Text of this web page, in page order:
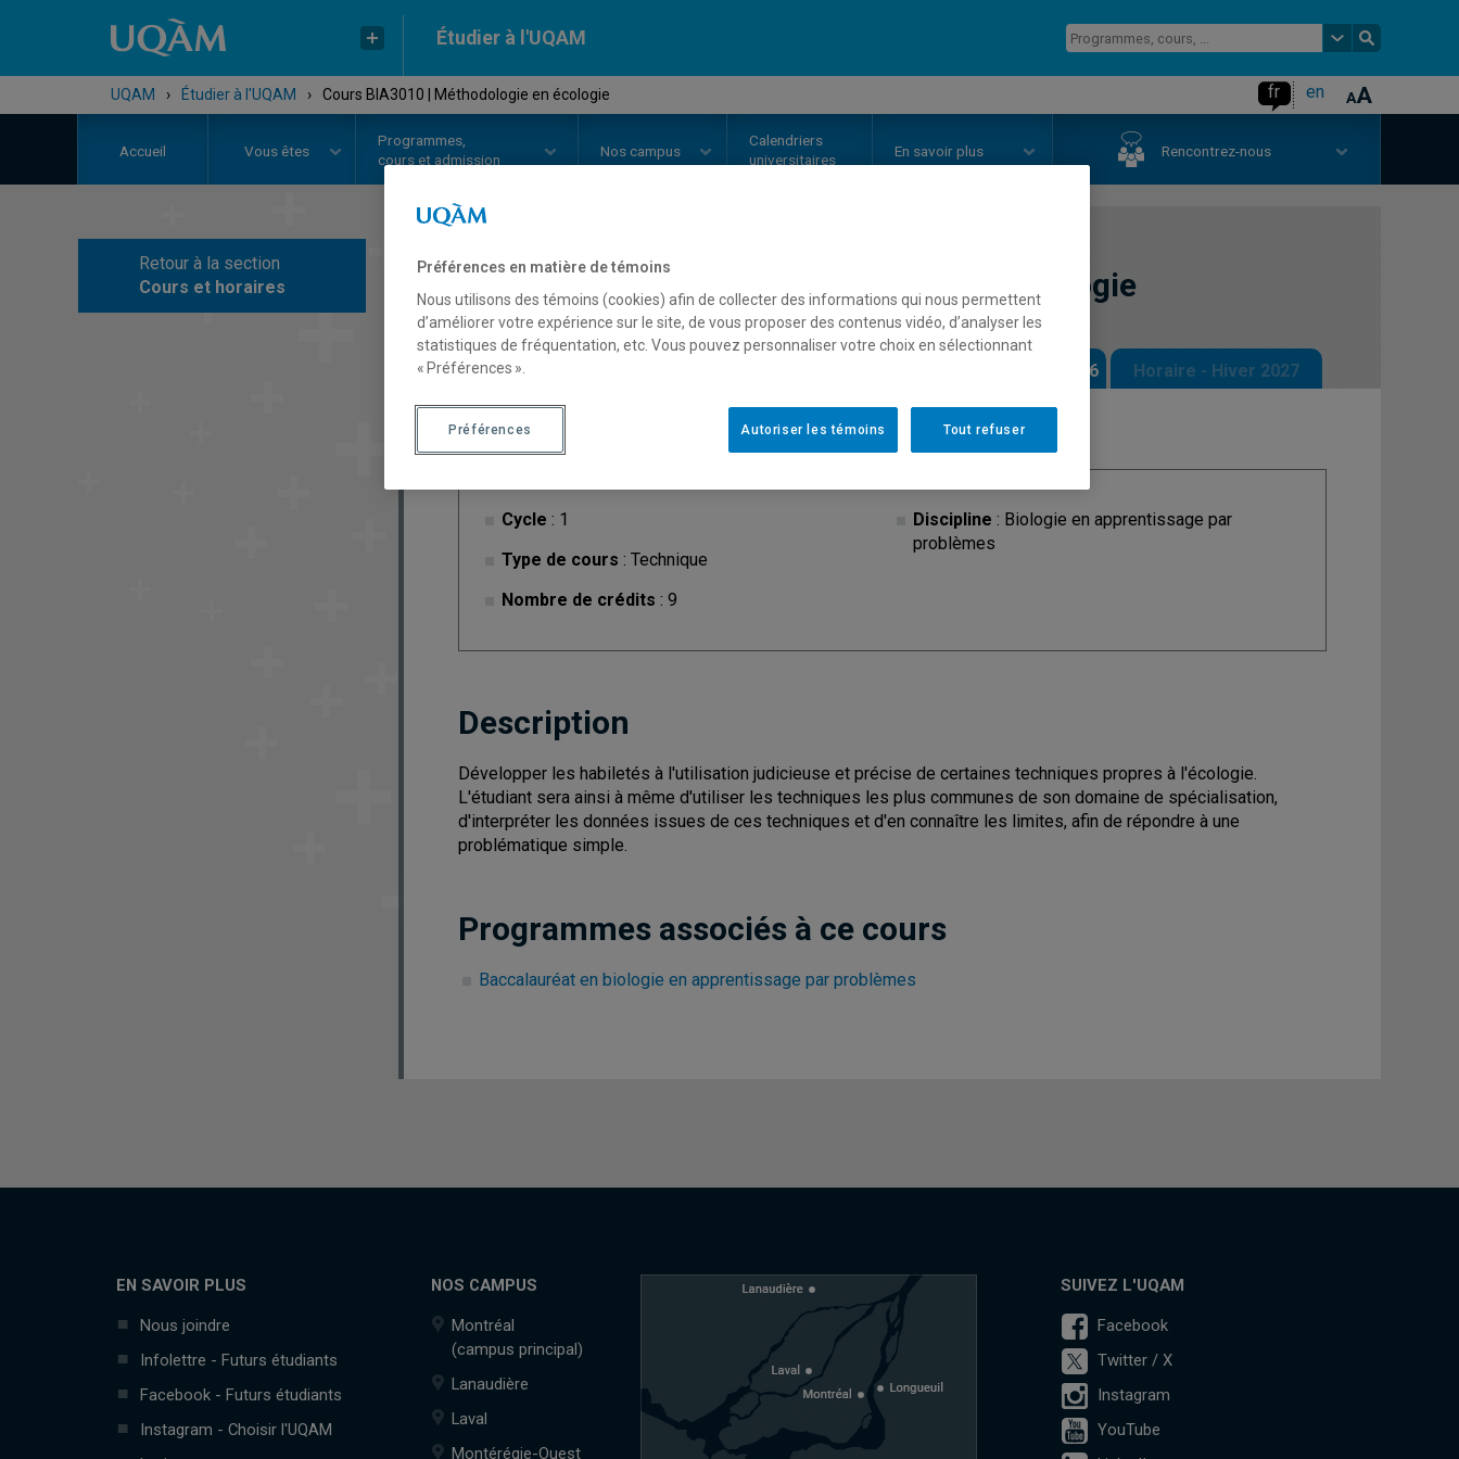
Étudier à l'UQAM
UQAM › Étudier à l'UQAM › Cours BIA3010 | Méthodologie en écologie fr en
Accueil Vous êtes
Programmes,
cours et admission
Nos campus
Calendriers
universitaires
En savoir plus Rencontrez-nous
Retour à la section
Cours et horaires
COURS// BIA3010 - Méthodologie en écologie
Description Horaire - Automne 2026 Horaire - Hiver 2027
Cycle : 1
Type de cours : Technique
Nombre de crédits : 9
Discipline : Biologie en apprentissage par
problèmes
Description
Développer les habiletés à l'utilisation judicieuse et précise de certaines techniques propres à l'écologie.
L'étudiant sera ainsi à même d'utiliser les techniques les plus communes de son domaine de spécialisation,
d'interpréter les données issues de ces techniques et d'en connaître les limites, afin de répondre à une
problématique simple.
Programmes associés à ce cours
Baccalauréat en biologie en apprentissage par problèmes
EN SAVOIR PLUS
Nous joindre
Infolettre - Futurs étudiants
Facebook - Futurs étudiants
Instagram - Choisir l'UQAM
NOS CAMPUS
Montréal
(campus principal)
Lanaudière
Laval
Montérégie-Ouest
SUIVEZ L'UQAM
Facebook
Twitter / X
Instagram
YouTube
Préférences en matière de témoins
Nous utilisons des témoins (cookies) afin de collecter des informations qui nous permettent
d’améliorer votre expérience sur le site, de vous proposer des contenus vidéo, d’analyser les
statistiques de fréquentation, etc. Vous pouvez personnaliser votre choix en sélectionnant
« Préférences ».
Tout refuser
Autoriser les témoins
Préférences